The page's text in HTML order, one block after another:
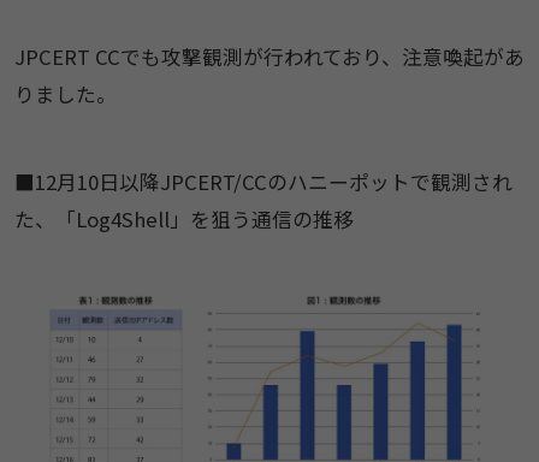
JPCERT CCでも攻撃観測が行われており、注意喚起があ
りました。
■12月10日以降JPCERT/CCのハニーポットで観測され
た、「Log4Shell」を狙う通信の推移